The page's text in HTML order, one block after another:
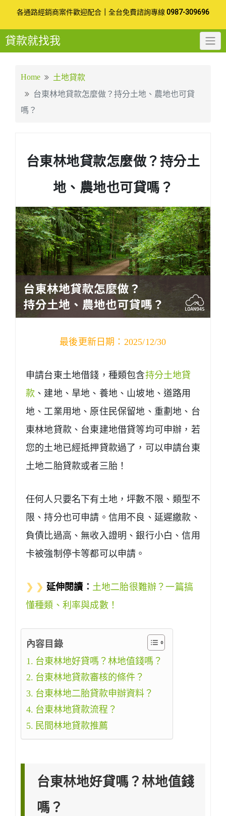
to
content
各通路經銷商案件歡迎配合 全台免費諮詢專線 0987-309696
貸款就找我
Home
土地貸款
台東林地貸款怎麼做？持分土地、農地也可貸
嗎？
台東林地貸款怎麼做？持分土
地、農地也可貸嗎？
最後更新日期：2025/12/30
申請台東土地借錢，種類包含持分土地貸
款 、建地、旱地、養地、山坡地、道路用
地、工業用地、原住民保留地、重劃地、台
東林地貸款、台東建地借貸等均可申辦，若
您的土地已經抵押貸款過了，可以申請台東
土地二胎貸款或者三胎！
任何人只要名下有土地，坪數不限、類型不
限、持分也可申請。信用不良、延遲繳款、
負債比過高、無收入證明、銀行小白、信用
卡被強制停卡等都可以申請。
❯ ❯ 延伸閱讀 ： 土地二胎很難辦？一篇搞
懂種類、利率與成數！
內容目錄
台東林地好貸嗎？林地值錢嗎？
台東林地貸款審核的條件？
台東林地二胎貸款申辦資料？
台東林地貸款流程？
民間林地貸款推薦
台東林地好貸嗎？林地值錢
嗎？